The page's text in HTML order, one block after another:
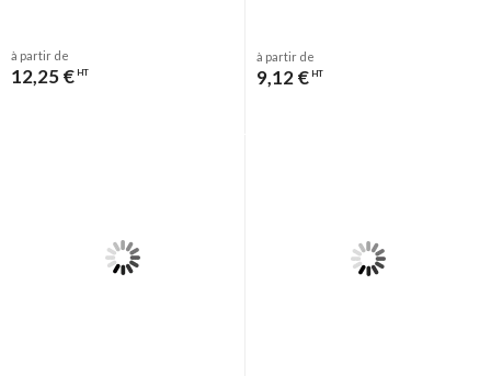
à partir de
12,25 € HT
à partir de
9,12 € HT